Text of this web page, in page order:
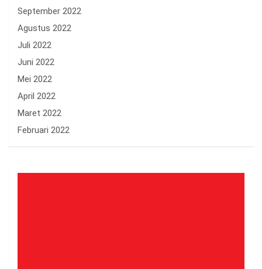
September 2022
Agustus 2022
Juli 2022
Juni 2022
Mei 2022
April 2022
Maret 2022
Februari 2022